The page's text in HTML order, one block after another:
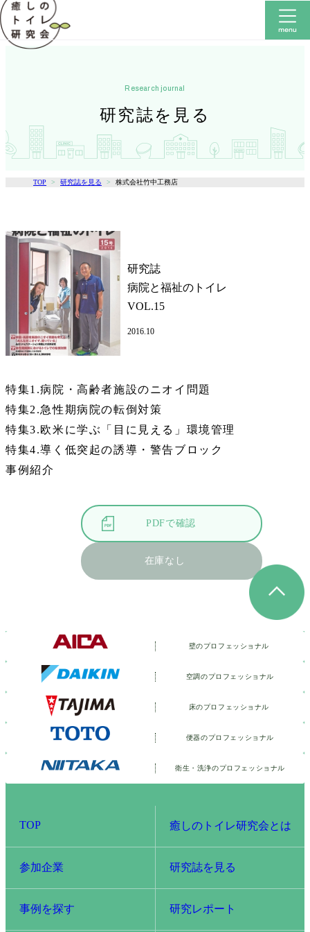
研究誌を見る
research journal
TOP 研究誌を見る 株式会社竹中工務店
研究誌
病院と福祉のトイレ
VOL.15
2016.10
特集1.病院・高齢者施設のニオイ問題
特集2.急性期病院の転倒対策
特集3.欧米に学ぶ「目に見える」環境管理
特集4.導く低突起の誘導・警告ブロック
事例紹介
PDFで確認
在庫なし
壁のプロフェッショナル
空調のプロフェッショナル
床のプロフェッショナル
便器のプロフェッショナル
衛生・洗浄のプロフェッショナル
TOP 癒しのトイレ研究会とは
参加企業 研究誌を見る
事例を探す 研究レポート